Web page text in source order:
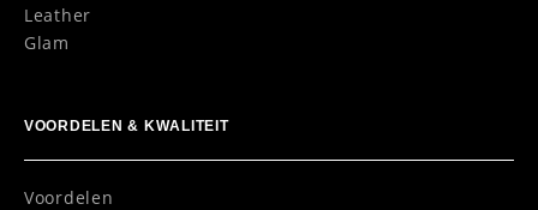
Leather
Glam
VOORDELEN & KWALITEIT
Voordelen